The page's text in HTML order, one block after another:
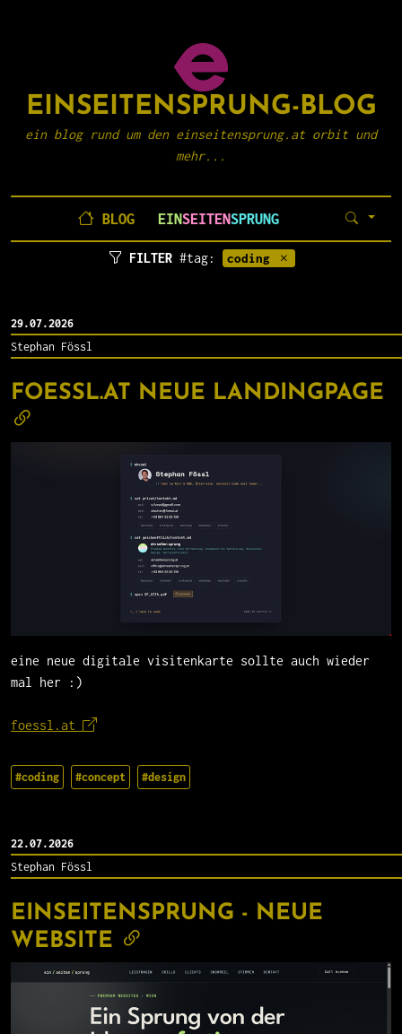
EINSEITENSPRUNG-BLOG
ein blog rund um den einseitensprung.at orbit und
mehr...
BLOG EINSEITENSPRUNG
FILTER#tag: coding
29.07.2026
Stephan Fössl
FOESSL.AT NEUE LANDINGPAGE
eine neue digitale visitenkarte sollte auch wieder
mal her :)
foessl.at
#coding #concept #design
22.07.2026
Stephan Fössl
EINSEITENSPRUNG - NEUE
WEBSITE